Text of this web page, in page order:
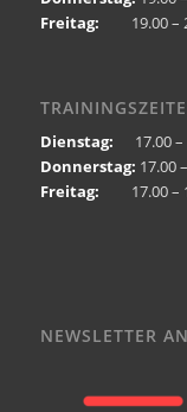
Freitag: 19.00 –
Dienstag: 17.00 –
Donnerstag: 17.00
Freitag: 17.00 –
NEWSLETTER